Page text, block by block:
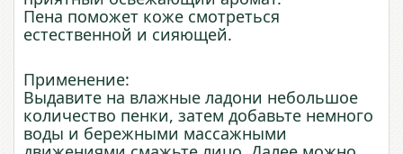
Пена поможет коже смотреться
естественной и сияющей.
Применение:
Выдавите на влажные ладони небольшое
количество пенки, затем добавьте немного
воды и бережными массажными